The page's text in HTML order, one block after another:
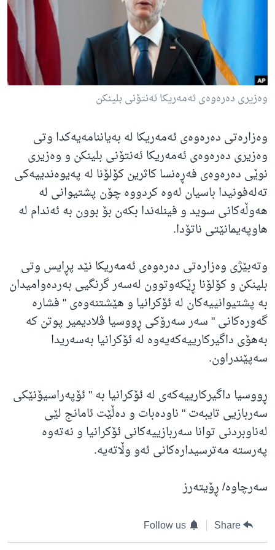
ژیان لە فەرهەنگدا
Learning English
FOLLOW US
وەزیری دەرەوەی ئەمەریکا ئەنتۆنی بلینکن
وەزارەتی دەرەوەی ئەمەریکا لە بەیاننامەیەکدا وتی
وەزیری دەرەوەی ئەمەریکا ئەنتۆنی بلینکن و وەزیری
نوێی دەرەوەی فەڕەنسا کاثرین کۆلۆنا لە پەیوەندییەکی
تەلەفونیدا باسیان لەوە کردووە چۆن پشتیوانی لە
هەوڵەکانی سوید و فینلەندا بکەن بۆ بوون بە ئەندام لە
هاوپەیمانێتی ناتۆدا.
وتەبێژی وەزارەتی دەرەوەی ئەمەریکا نێد پڕایس وتی
بلینکن و کۆلۆنا ڕێکەوتوون لەسەر گرنگیی بەردەوامیدان
بە پشتیوانییەکان لە ئۆکرانیا و هێشتنەوەی " فشارە
گەورەکانی " سەر سەرۆکی ڕووسیا ڤلادیمیر پوتن کە
بەهۆی داگیرکارییەکەیەوە لە ئۆکرانیا بەسەریدا
سەپێندراون.
ڕووسیا داگیرکارییەکەی لە ئۆکرانیا بە " ئۆپەراسیۆنێکی
سەربازیی تایبەت " ناودەبات و دەڵێت ئامانج لێی
لەناوبردنی توانا سەربازییەکانی ئۆکرانیا و نەتەوە
پەرستە مەترسیدارەکانی ئەو وڵاتەیە.
سەرچاوە/ ڕۆیتەرز
Share
Follow us